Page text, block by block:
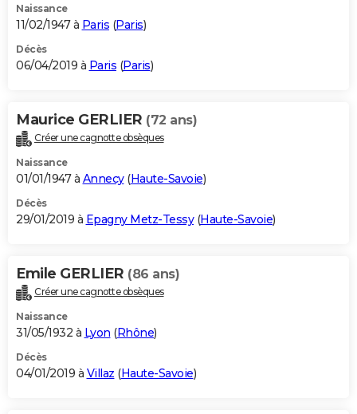
Naissance
11/02/1947 à Paris (Paris)
Décès
06/04/2019 à Paris (Paris)
Maurice GERLIER (72 ans)
Créer une cagnotte obsèques
Naissance
01/01/1947 à Annecy(Haute-Savoie)
Décès
29/01/2019 à Epagny Metz-Tessy(Haute-Savoie)
Emile GERLIER (86 ans)
Créer une cagnotte obsèques
Naissance
31/05/1932 à Lyon (Rhône)
Décès
04/01/2019 à Villaz (Haute-Savoie)